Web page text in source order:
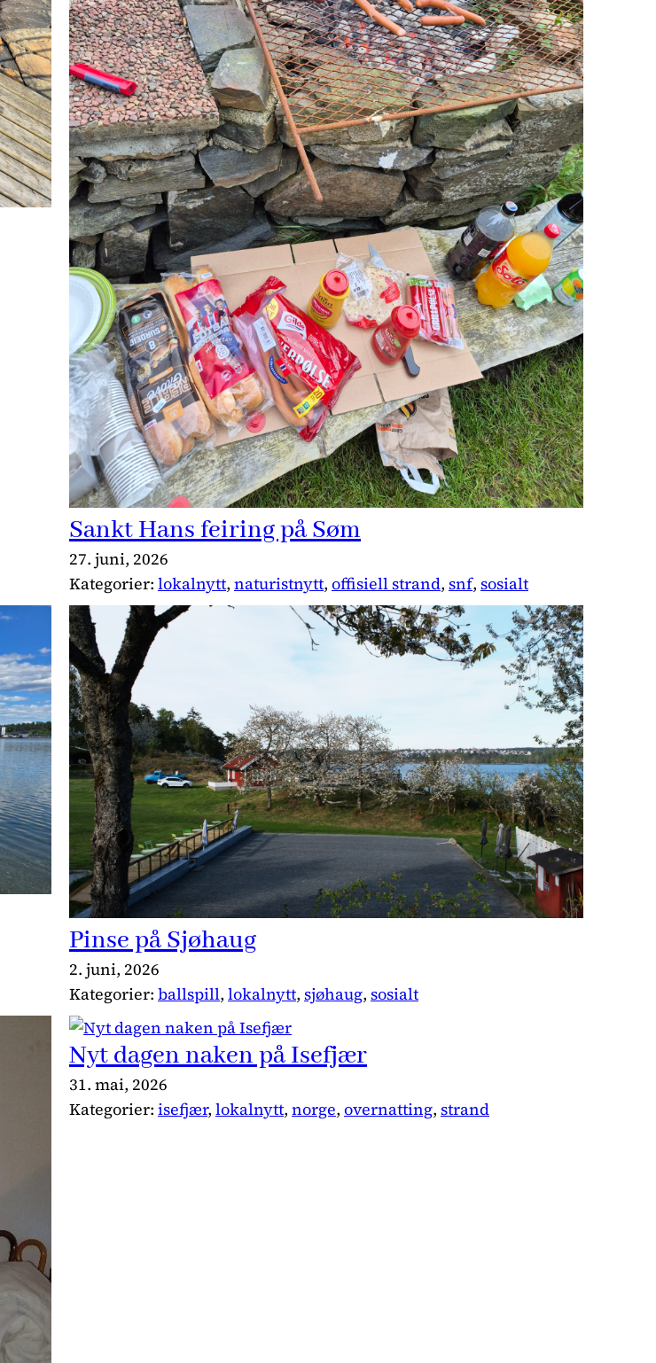
Sankt Hans feiring på Søm
27. juni, 2026
Kategorier: lokalnytt, naturistnytt, offisiell strand, snf, sosialt
Pinse på Sjøhaug
2. juni, 2026
Kategorier: ballspill, lokalnytt, sjøhaug, sosialt
Nyt dagen naken på Isefjær
31. mai, 2026
Kategorier: isefjær, lokalnytt, norge, overnatting, strand